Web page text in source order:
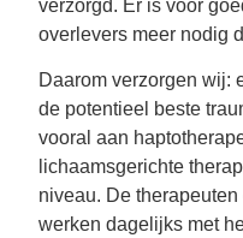
verzorgd. Er is voor
overlevers meer nodig
Daarom verzorgen wij:
de potentieel beste
vooral aan
lichaamsgerichte
niveau. De
werken dagelijks met